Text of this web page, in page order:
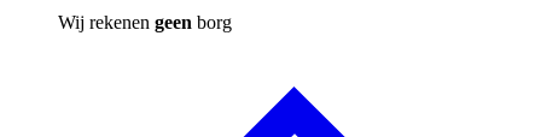
Wij rekenen geen borg